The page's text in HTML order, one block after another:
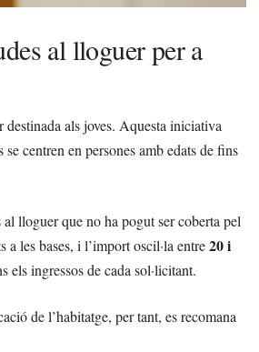
al lloguer per a
destinada als joves. Aquesta iniciativa
se centren en persones amb edats de fins
al lloguer que no ha pogut ser coberta pel
les bases, i l’import oscil·la entre20 i
els ingressos de cada sol·licitant.
de l’habitatge, per tant, es recomana